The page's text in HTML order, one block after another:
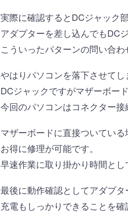
実際に確認するとDCジャック
アダプターを差し込んでもDC
こういったパターンの問い合わ
やはりパソコンを落下させてし
DCジャックですがマザーボー
今回のパソコンはコネクター接
マザーボードに直接ついてい
お得に修理が可能です。
早速作業に取り掛かり時間とし
最後に動作確認としてアダプタ
充電もしっかりできることを確